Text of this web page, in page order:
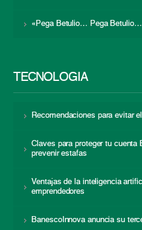
«Pega Betulio… Pega
TECNOLOGÍA
Recomendaciones para evitar
Claves para proteger tu cuenta
prevenir estafas
Ventajas de la inteligencia
emprendedores
BanescoInnova anuncia su